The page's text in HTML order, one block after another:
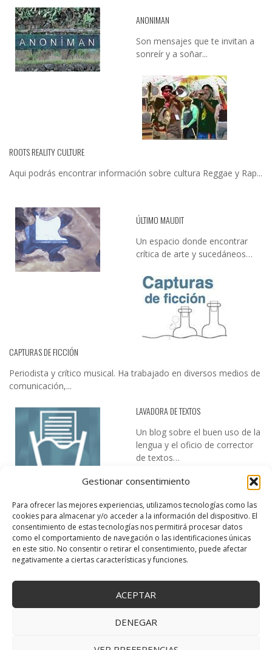
Gestionar consentimiento
Para ofrecer las mejores experiencias, utilizamos tecnologías como las
cookies para almacenar y/o acceder a la información del dispositivo. El
consentimiento de estas tecnologías nos permitirá procesar datos
como el comportamiento de navegación o las identificaciones únicas
en este sitio. No consentir o retirar el consentimiento, puede afectar
negativamente a ciertas características y funciones.
ACEPTAR
DENEGAR
ANONIMAN
Son mensajes que te invitan a
sonreír y a soñar...
ROOTS REALITY CULTURE
Aqui podrás encontrar información sobre cultura Reggae y Rap...
ÚLTIMO MAUDIT
Un espacio donde encontrar
crítica de arte y sucedáneos…
CAPTURAS DE FICCIÓN
Periodista y crítico musical. Ha trabajado en diversos medios de
comunicación,...
LAVADORA DE TEXTOS
Un blog sobre el buen uso de la
lengua y el oficio de corrector
de textos…
DESIREE MARTÍN